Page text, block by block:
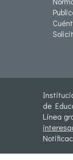
de
Línea